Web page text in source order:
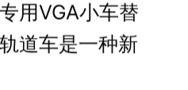
用VGA小车替
道车是一种新